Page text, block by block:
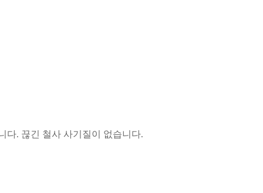
다. 끊긴 철사 사기질이 없습니다.